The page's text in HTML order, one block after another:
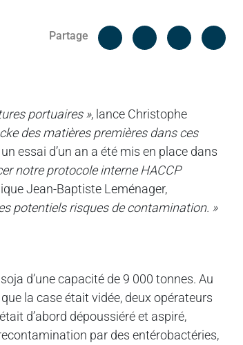
Partage
Facebook
portuaires », lance Christophe
des matières premières dans ces
essai d’un an a été mis en place dans
notre protocole interne HACCP
Jean-Baptiste Leménager,
potentiels risques de contamination. »
d’une capacité de 9 000 tonnes. Au
la case était vidée, deux opérateurs
d’abord dépoussiéré et aspiré,
par des entérobactéries,